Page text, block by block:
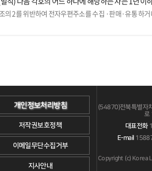
2를 위반하여 전자우편주소를 수집 ·판매·유통 하
개인정보처리방침
저작권보호정책
이메일무단수집거부
지사안내
(54870)전북특별자
로
대표전화
E-mail
Copyright (c) Korea